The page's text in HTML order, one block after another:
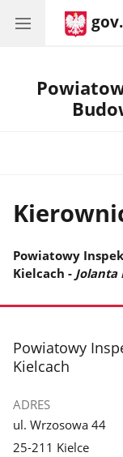
Powiatowy
Kielcach - Jolanta
stopka
Powiatowy
Kielcach
ADRES
ul. Wrzosowa 44
25-211 Kielce